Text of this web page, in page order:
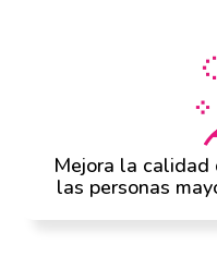
Mejora la calidad
las personas